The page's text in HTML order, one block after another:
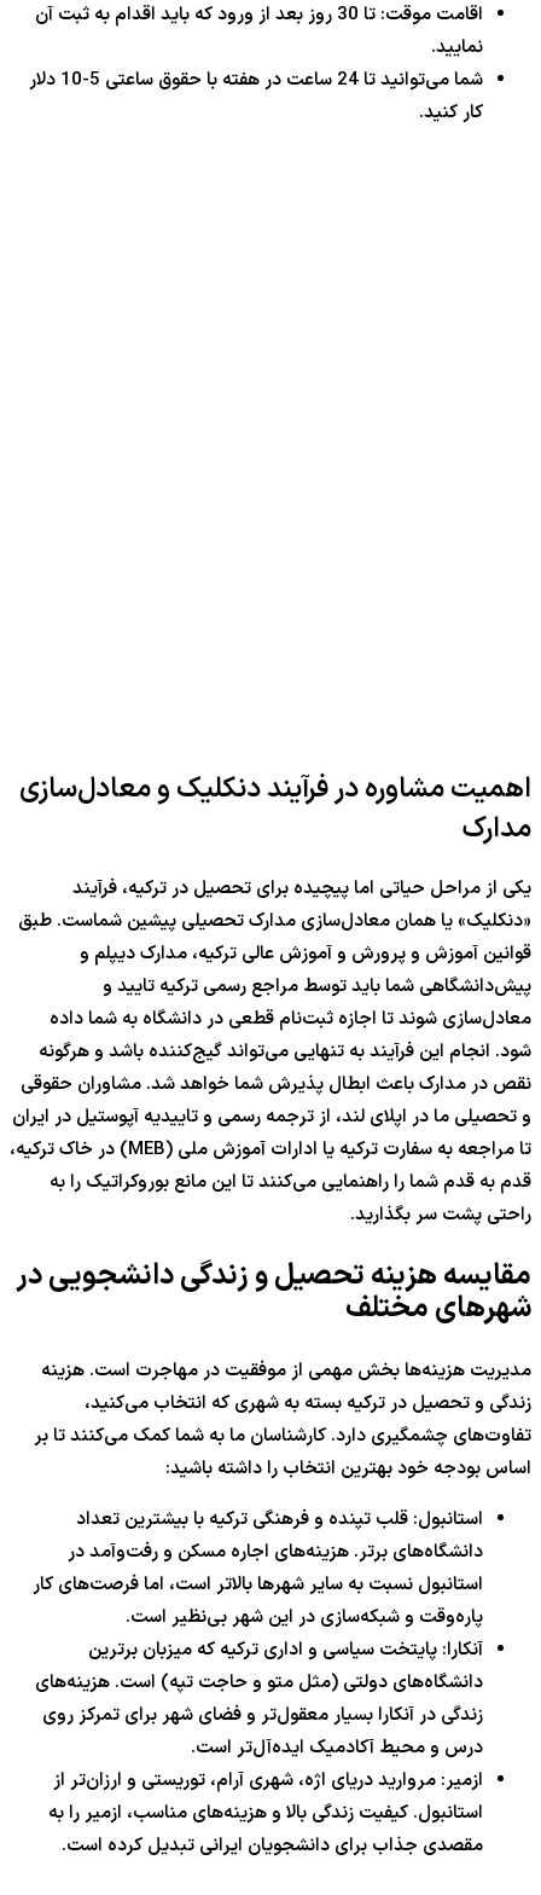
اقامت موقت: تا 30 روز بعد از ورود که باید اقدام به ثبت آن
نمایید.
شما می‌توانید تا 24 ساعت در هفته با حقوق ساعتی 5-10 دلار
کار کنید.
اهمیت مشاوره در فرآیند دنکلیک و معادل‌سازی
مدارک
یکی از مراحل حیاتی اما پیچیده برای تحصیل در ترکیه، فرآیند
«دنکلیک» یا همان معادل‌سازی مدارک تحصیلی پیشین شماست. طبق
قوانین آموزش و پرورش و آموزش عالی ترکیه، مدارک دیپلم و
پیش‌دانشگاهی شما باید توسط مراجع رسمی ترکیه تایید و
معادل‌سازی شوند تا اجازه ثبت‌نام قطعی در دانشگاه به شما داده
شود. انجام این فرآیند به تنهایی می‌تواند گیج‌کننده باشد و هرگونه
نقص در مدارک باعث ابطال پذیرش شما خواهد شد. مشاوران حقوقی
و تحصیلی ما در اپلای لند، از ترجمه رسمی و تاییدیه آپوستیل در ایران
تا مراجعه به سفارت ترکیه یا ادارات آموزش ملی (MEB) در خاک ترکیه،
قدم به قدم شما را راهنمایی می‌کنند تا این مانع بوروکراتیک را به
راحتی پشت سر بگذارید.
مقایسه هزینه تحصیل و زندگی دانشجویی در
شهرهای مختلف
مدیریت هزینه‌ها بخش مهمی از موفقیت در مهاجرت است. هزینه
زندگی و تحصیل در ترکیه بسته به شهری که انتخاب می‌کنید،
تفاوت‌های چشمگیری دارد. کارشناسان ما به شما کمک می‌کنند تا بر
اساس بودجه خود بهترین انتخاب را داشته باشید:
استانبول: قلب تپنده و فرهنگی ترکیه با بیشترین تعداد
دانشگاه‌های برتر. هزینه‌های اجاره مسکن و رفت‌وآمد در
استانبول نسبت به سایر شهرها بالاتر است، اما فرصت‌های کار
پاره‌وقت و شبکه‌سازی در این شهر بی‌نظیر است.
آنکارا: پایتخت سیاسی و اداری ترکیه که میزبان برترین
دانشگاه‌های دولتی (مثل متو و حاجت تپه) است. هزینه‌های
زندگی در آنکارا بسیار معقول‌تر و فضای شهر برای تمرکز روی
درس و محیط آکادمیک ایده‌آل‌تر است.
ازمیر: مروارید دریای اژه، شهری آرام، توریستی و ارزان‌تر از
استانبول. کیفیت زندگی بالا و هزینه‌های مناسب، ازمیر را به
مقصدی جذاب برای دانشجویان ایرانی تبدیل کرده است.